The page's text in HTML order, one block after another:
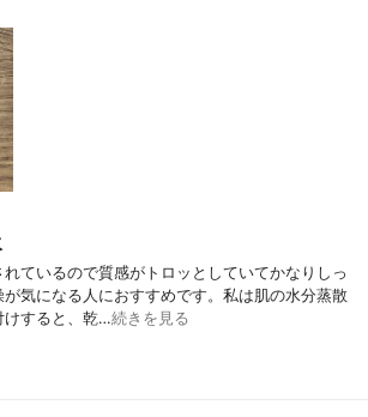
ているので質感がトロッとしていてかなりしっ
が気になる人におすすめです。私は肌の水分蒸散
けすると、乾…続きを見る